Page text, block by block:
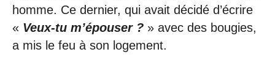
homme. Ce dernier, qui avait décidé d’écrire
« Veux-tu m’épouser ? » avec des bougies,
a mis le feu à son logement.